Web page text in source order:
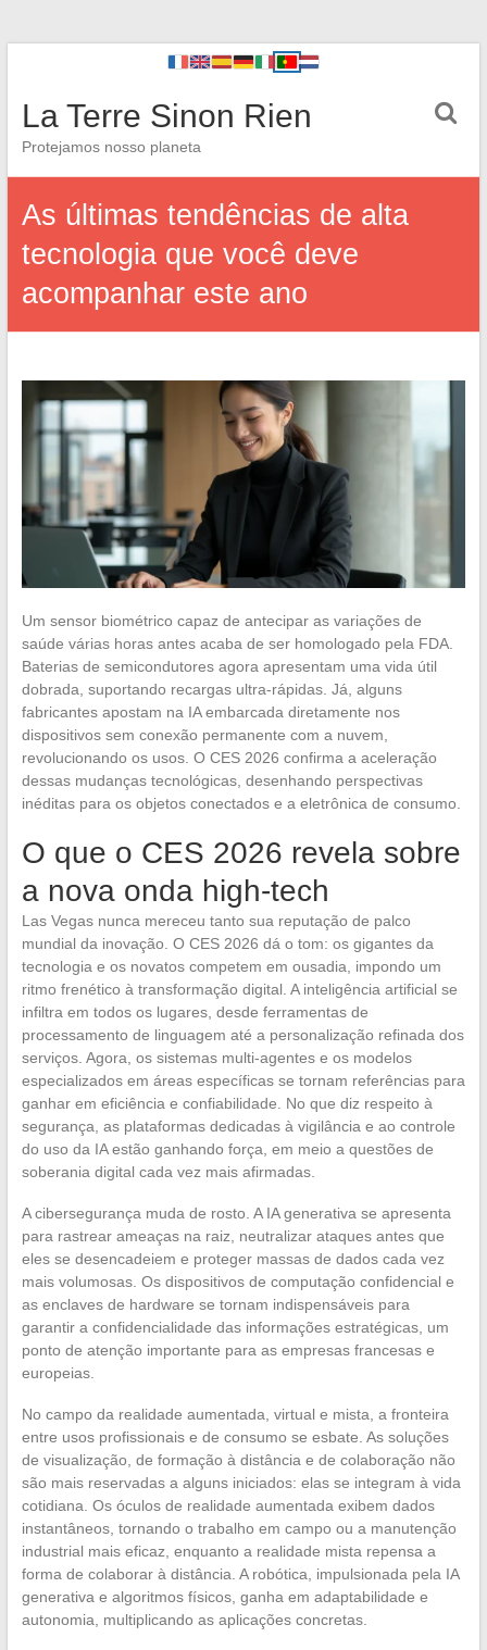
La Terre Sinon Rien
Protejamos nosso planeta
As últimas tendências de alta
tecnologia que você deve
acompanhar este ano
Um sensor biométrico capaz de antecipar as variações de
saúde várias horas antes acaba de ser homologado pela FDA.
Baterias de semicondutores agora apresentam uma vida útil
dobrada, suportando recargas ultra-rápidas. Já, alguns
fabricantes apostam na IA embarcada diretamente nos
dispositivos sem conexão permanente com a nuvem,
revolucionando os usos. O CES 2026 confirma a aceleração
dessas mudanças tecnológicas, desenhando perspectivas
inéditas para os objetos conectados e a eletrônica de consumo.
O que o CES 2026 revela sobre
a nova onda high-tech
Las Vegas nunca mereceu tanto sua reputação de palco
mundial da inovação. O CES 2026 dá o tom: os gigantes da
tecnologia e os novatos competem em ousadia, impondo um
ritmo frenético à transformação digital. A inteligência artificial se
infiltra em todos os lugares, desde ferramentas de
processamento de linguagem até a personalização refinada dos
serviços. Agora, os sistemas multi-agentes e os modelos
especializados em áreas específicas se tornam referências para
ganhar em eficiência e confiabilidade. No que diz respeito à
segurança, as plataformas dedicadas à vigilância e ao controle
do uso da IA estão ganhando força, em meio a questões de
soberania digital cada vez mais afirmadas.
A cibersegurança muda de rosto. A IA generativa se apresenta
para rastrear ameaças na raiz, neutralizar ataques antes que
eles se desencadeiem e proteger massas de dados cada vez
mais volumosas. Os dispositivos de computação confidencial e
as enclaves de hardware se tornam indispensáveis para
garantir a confidencialidade das informações estratégicas, um
ponto de atenção importante para as empresas francesas e
europeias.
No campo da realidade aumentada, virtual e mista, a fronteira
entre usos profissionais e de consumo se esbate. As soluções
de visualização, de formação à distância e de colaboração não
são mais reservadas a alguns iniciados: elas se integram à vida
cotidiana. Os óculos de realidade aumentada exibem dados
instantâneos, tornando o trabalho em campo ou a manutenção
industrial mais eficaz, enquanto a realidade mista repensa a
forma de colaborar à distância. A robótica, impulsionada pela IA
generativa e algoritmos físicos, ganha em adaptabilidade e
autonomia, multiplicando as aplicações concretas.